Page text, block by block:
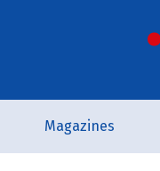
Magazines